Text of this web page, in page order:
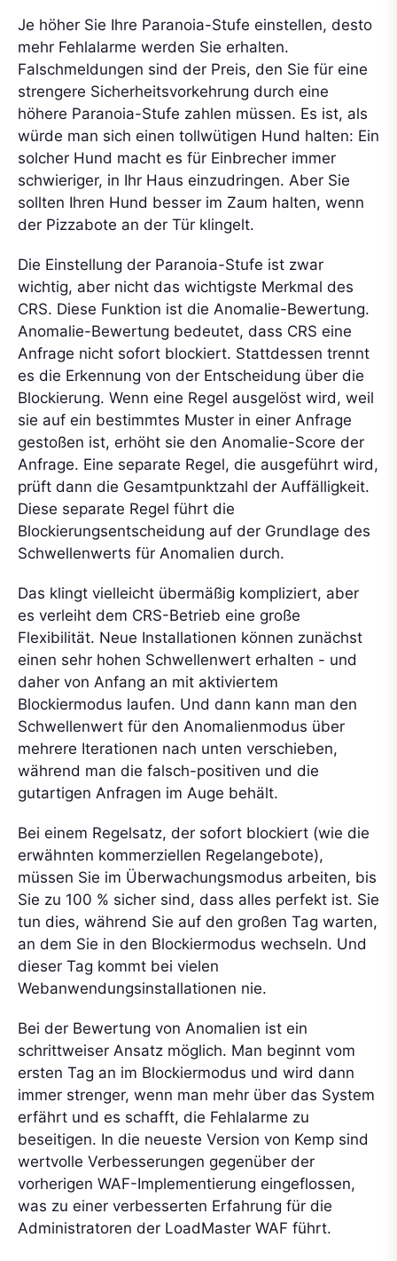
Je höher Sie Ihre Paranoia-Stufe einstellen, desto
mehr Fehlalarme werden Sie erhalten.
Falschmeldungen sind der Preis, den Sie für eine
strengere Sicherheitsvorkehrung durch eine
höhere Paranoia-Stufe zahlen müssen. Es ist, als
würde man sich einen tollwütigen Hund halten: Ein
solcher Hund macht es für Einbrecher immer
schwieriger, in Ihr Haus einzudringen. Aber Sie
sollten Ihren Hund besser im Zaum halten, wenn
der Pizzabote an der Tür klingelt.
Die Einstellung der Paranoia-Stufe ist zwar
wichtig, aber nicht das wichtigste Merkmal des
CRS. Diese Funktion ist die Anomalie-Bewertung.
Anomalie-Bewertung bedeutet, dass CRS eine
Anfrage nicht sofort blockiert. Stattdessen trennt
es die Erkennung von der Entscheidung über die
Blockierung. Wenn eine Regel ausgelöst wird, weil
sie auf ein bestimmtes Muster in einer Anfrage
gestoßen ist, erhöht sie den Anomalie-Score der
Anfrage. Eine separate Regel, die ausgeführt wird,
prüft dann die Gesamtpunktzahl der Auffälligkeit.
Diese separate Regel führt die
Blockierungsentscheidung auf der Grundlage des
Schwellenwerts für Anomalien durch.
Das klingt vielleicht übermäßig kompliziert, aber
es verleiht dem CRS-Betrieb eine große
Flexibilität. Neue Installationen können zunächst
einen sehr hohen Schwellenwert erhalten - und
daher von Anfang an mit aktiviertem
Blockiermodus laufen. Und dann kann man den
Schwellenwert für den Anomalienmodus über
mehrere Iterationen nach unten verschieben,
während man die falsch-positiven und die
gutartigen Anfragen im Auge behält.
Bei einem Regelsatz, der sofort blockiert (wie die
erwähnten kommerziellen Regelangebote),
müssen Sie im Überwachungsmodus arbeiten, bis
Sie zu 100 % sicher sind, dass alles perfekt ist. Sie
tun dies, während Sie auf den großen Tag warten,
an dem Sie in den Blockiermodus wechseln. Und
dieser Tag kommt bei vielen
Webanwendungsinstallationen nie.
Bei der Bewertung von Anomalien ist ein
schrittweiser Ansatz möglich. Man beginnt vom
ersten Tag an im Blockiermodus und wird dann
immer strenger, wenn man mehr über das System
erfährt und es schafft, die Fehlalarme zu
beseitigen. In die neueste Version von Kemp sind
wertvolle Verbesserungen gegenüber der
vorherigen WAF-Implementierung eingeflossen,
was zu einer verbesserten Erfahrung für die
Administratoren der LoadMaster WAF führt.